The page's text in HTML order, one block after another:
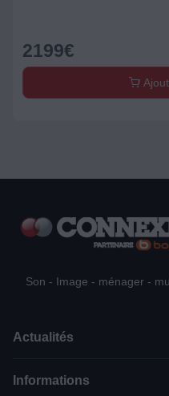
2199€
Son - Image - ménager -
Actualités
Informations